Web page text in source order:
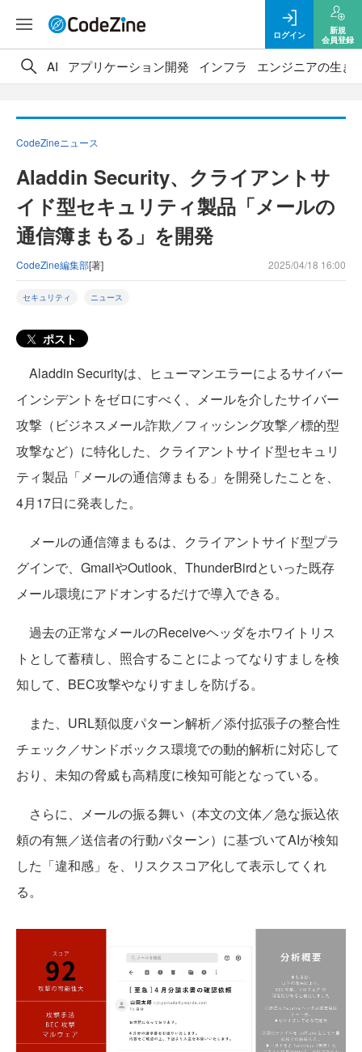
ログイン
新規
会員登録
AI アプリケーション開発 インフラ エンジニアの生き
CodeZineニュース
Aladdin Security、クライアントサ
イド型セキュリティ製品「メールの
通信簿まもる」を開発
CodeZine編集部[著] 2025/04/18 16:00
セキュリティ ニュース
ポスト
Aladdin Securityは、ヒューマンエラーによるサイバー
インシデントをゼロにすべく、メールを介したサイバー
攻撃（ビジネスメール詐欺／フィッシング攻撃／標的型
攻撃など）に特化した、クライアントサイド型セキュリ
ティ製品「メールの通信簿まもる」を開発したことを、
4月17日に発表した。
メールの通信簿まもるは、クライアントサイド型プラ
グインで、GmailやOutlook、ThunderBirdといった既存
メール環境にアドオンするだけで導入できる。
過去の正常なメールのReceiveヘッダをホワイトリス
トとして蓄積し、照合することによってなりすましを検
知して、BEC攻撃やなりすましを防げる。
また、URL類似度パターン解析／添付拡張子の整合性
チェック／サンドボックス環境での動的解析に対応して
おり、未知の脅威も高精度に検知可能となっている。
さらに、メールの振る舞い（本文の文体／急な振込依
頼の有無／送信者の行動パターン）に基づいてAIが検知
した「違和感」を、リスクスコア化して表示してくれ
る。